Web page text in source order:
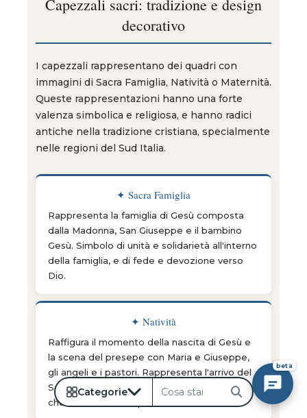
Categorie Cerca
Capezzali sacri: tradizione e design
decorativo
I capezzali rappresentano dei quadri con
immagini di Sacra Famiglia, Natività o Maternità.
Queste rappresentazioni hanno una forte
valenza simbolica e religiosa, e hanno radici
antiche nella tradizione cristiana, specialmente
nelle regioni del Sud Italia.
✦ Sacra Famiglia
Rappresenta la famiglia di Gesù composta
dalla Madonna, San Giuseppe e il bambino
Gesù. Simbolo di unità e solidarietà all'interno
della famiglia, e di fede e devozione verso
Dio.
✦ Natività
Raffigura il momento della nascita di Gesù e
la scena del presepe con Maria e Giuseppe,
gli angeli e i pastori. Rappresenta l'arrivo del
Salvatore nel mondo e la speranza e la gioia
che tale evento ha portato.
beta